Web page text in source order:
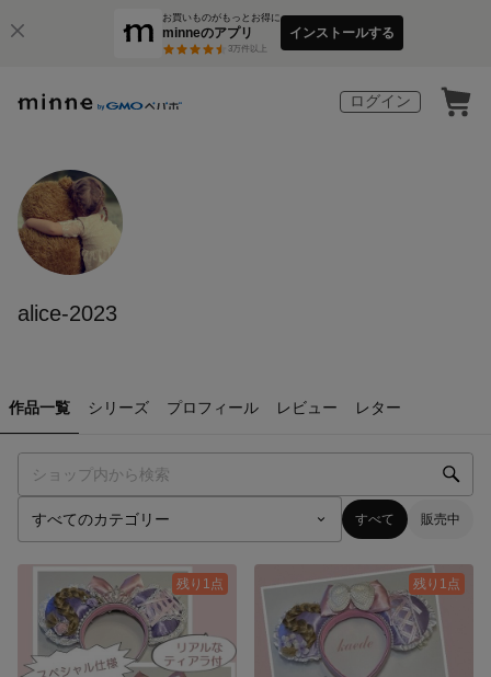
お買いものがもっとお得に
minneのアプリ
3万件以上
インストールする
ログイン
alice-2023
作品一覧 シリーズ プロフィール レビュー レター
すべて 販売中
残り1点 残り1点